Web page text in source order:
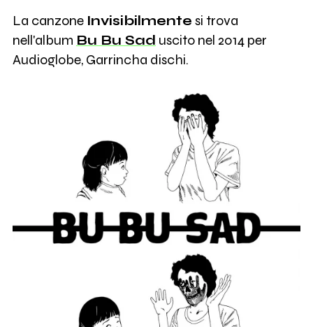
La canzone Invisibilmente si trova
nell'album Bu Bu Sad uscito nel 2014 per
Audioglobe, Garrincha dischi.